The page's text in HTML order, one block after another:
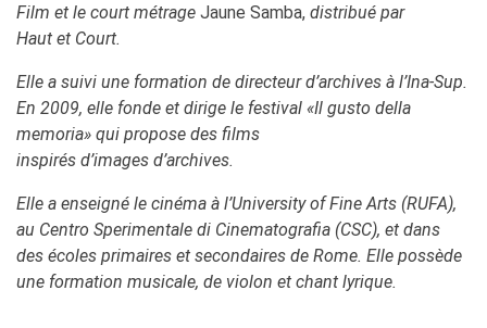
Film et le court métrage Jaune Samba, distribué par
Haut et Court.
Elle a suivi une formation de directeur d’archives à l’Ina-Sup.
En 2009, elle fonde et dirige le festival «Il gusto della
memoria» qui propose des films
inspirés d’images d’archives.
Elle a enseigné le cinéma à l’University of Fine Arts (RUFA),
au Centro Sperimentale di Cinematografia (CSC), et dans
des écoles primaires et secondaires de Rome. Elle possède
une formation musicale, de violon et chant lyrique.